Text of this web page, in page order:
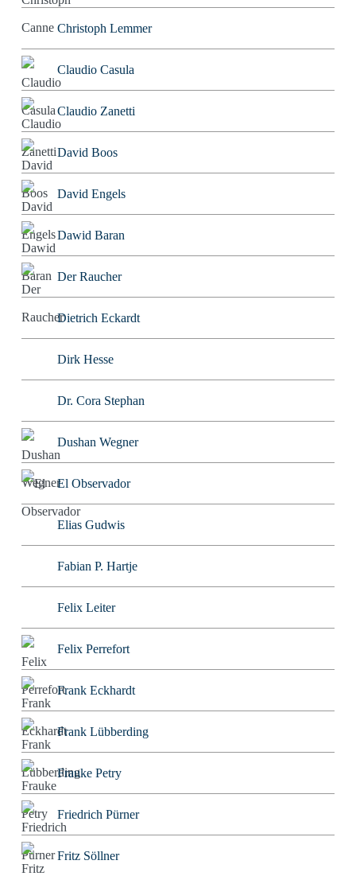
Christoph Lemmer
Claudio Casula
Claudio Zanetti
David Boos
David Engels
Dawid Baran
Der Raucher
Dietrich Eckardt
Dirk Hesse
Dr. Cora Stephan
Dushan Wegner
El Observador
Elias Gudwis
Fabian P. Hartje
Felix Leiter
Felix Perrefort
Frank Eckhardt
Frank Lübberding
Frauke Petry
Friedrich Pürner
Fritz Söllner